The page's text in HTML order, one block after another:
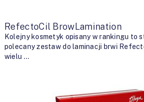
RefectoCil BrowLamination
Kolejny kosmetyk opisany w rankingu to
polecany zestaw do laminacji brwi
wielu …